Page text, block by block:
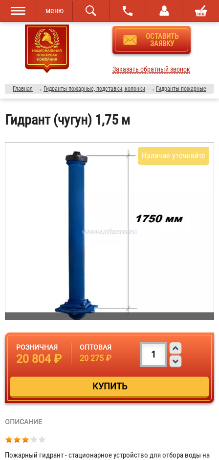
Перейти к
основному
содержанию
Skip to
navigation
меню
ОСТАВИТЬ
ЗАЯВКУ
Заказать обратный звонок
Главная → Гидранты пожарные, подставки, колонки → Гидранты пожарные
Гидрант (чугун) 1,75 м
Наличие уточняйте
РОЗНИЧНАЯ
20 804 ₽
ОПТОВАЯ
20 275 ₽
ОПИСАНИЕ
Пожарный гидрант - стационарное устройство для отбора воды на